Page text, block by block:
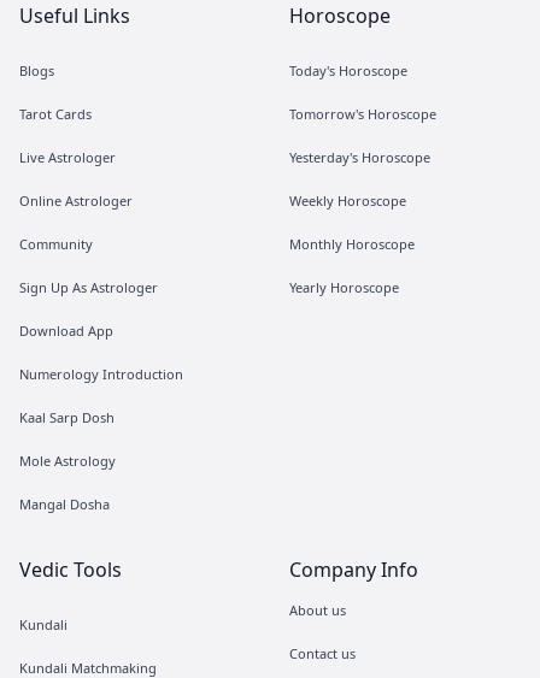
Useful Links
Blogs
Tarot Cards
Live Astrologer
Online Astrologer
Community
Sign Up As Astrologer
Download App
Numerology Introduction
Kaal Sarp Dosh
Mole Astrology
Mangal Dosha
Horoscope
Today's Horoscope
Tomorrow's Horoscope
Yesterday's Horoscope
Weekly Horoscope
Monthly Horoscope
Yearly Horoscope
Vedic Tools
Kundali
Kundali Matchmaking
Company Info
About us
Contact us